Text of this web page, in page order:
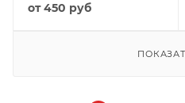
от450 руб